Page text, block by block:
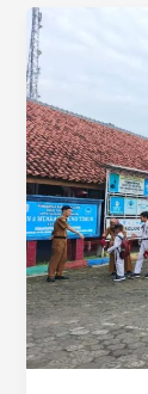
Sejak
Dini
Melalui
Intervensi
Makan
Bergizi
Gratis